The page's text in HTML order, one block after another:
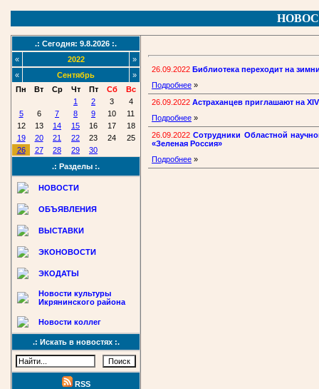
.: Сегодня: 9.8.2026 :.
«
2022
»
«
Сентябрь
»
Пн
Вт Ср Чт Пт Сб
Вс
1
2 3
4
5
6 7 8 9 10
11
12
13 14 15 16 17
18
19
20 21 22 23 24
25
26
27 28 29
30
.: Разделы :.
НОВОСТИ
ОБЪЯВЛЕНИЯ
ВЫСТАВКИ
ЭКОНОВОСТИ
ЭКОДАТЫ
Новости культуры
Икрянинского района
Новости коллег
.: Искать в новостях :.
RSS
26.09.2022 Библиотека переходит на
Подробнее »
26.09.2022 Астраханцев приглашают на
Подробнее »
26.09.2022 Сотрудники Областной
«Зеленая Россия»
Подробнее »